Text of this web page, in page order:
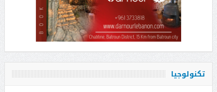
تكنولوجيا